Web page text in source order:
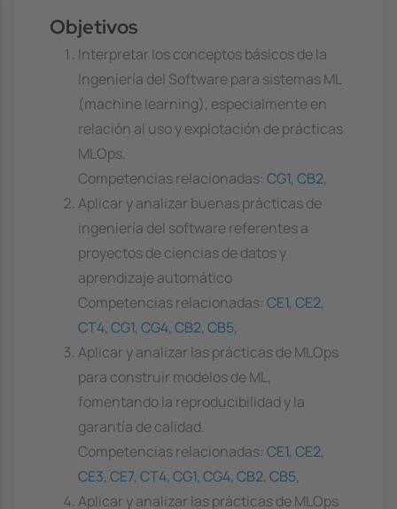
Objetivos
Interpretar los conceptos básicos de la
Ingeniería del Software para sistemas ML
(machine learning), especialmente en
relación al uso y explotación de prácticas
MLOps.
Competencias relacionadas: CG1, CB2,
Aplicar y analizar buenas prácticas de
ingeniería del software referentes a
proyectos de ciencias de datos y
aprendizaje automático
Competencias relacionadas: CE1, CE2,
CT4, CG1, CG4, CB2, CB5,
Aplicar y analizar las prácticas de MLOps
para construir modelos de ML,
fomentando la reproducibilidad y la
garantía de calidad.
Competencias relacionadas: CE1, CE2,
CE3, CE7, CT4, CG1, CG4, CB2, CB5,
Aplicar y analizar las prácticas de MLOps